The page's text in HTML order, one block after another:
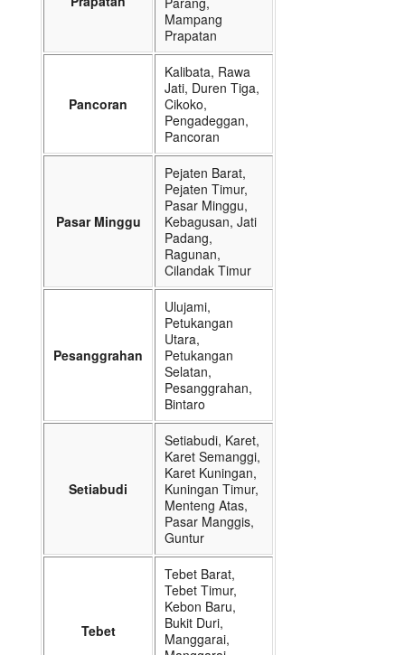
Mampang
Prapatan
Pancoran
Kalibata, Rawa
Jati, Duren Tiga,
Cikoko,
Pengadeggan,
Pancoran
Pasar Minggu
Pejaten Barat,
Pejaten Timur,
Pasar Minggu,
Kebagusan, Jati
Padang,
Ragunan,
Cilandak Timur
Pesanggrahan
Ulujami,
Petukangan
Utara,
Petukangan
Selatan,
Pesanggrahan,
Bintaro
Setiabudi
Setiabudi, Karet,
Karet Semanggi,
Karet Kuningan,
Kuningan Timur,
Menteng Atas,
Pasar Manggis,
Guntur
Tebet
Tebet Barat,
Tebet Timur,
Kebon Baru,
Bukit Duri,
Manggarai,